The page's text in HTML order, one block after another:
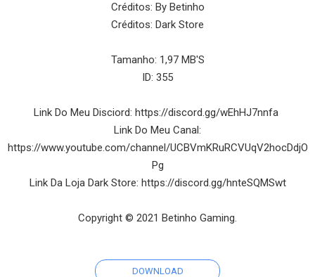
Créditos: By Betinho
Créditos: Dark Store
Tamanho: 1,97 MB'S
ID: 355
Link Do Meu Disciord: https://discord.gg/wEhHJ7nnfa
Link Do Meu Canal:
https://www.youtube.com/channel/UCBVmKRuRCVUqV2hocDdjO
Pg
Link Da Loja Dark Store: https://discord.gg/hnteSQMSwt
Copyright ©️ 2021 Betinho Gaming.
DOWNLOAD